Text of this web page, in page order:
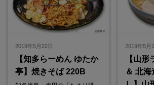
2019年5月22日
【知多らーめん ゆたか
亭】焼きそば 220B
2019年5月
【山
＆ 北